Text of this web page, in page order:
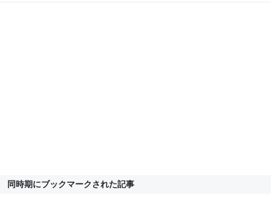
同時期にブックマークされた記事